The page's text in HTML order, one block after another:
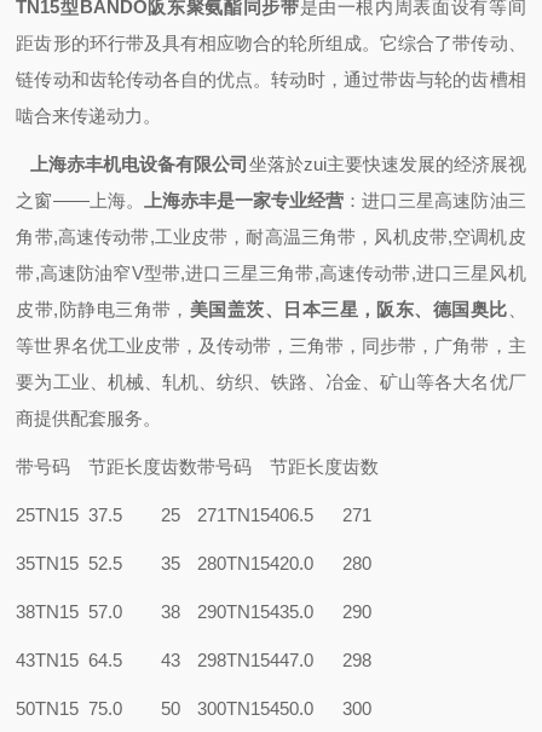
TN15型BANDO阪东聚氨酯同步带是由一根内周表面设有等间
距齿形的环行带及具有相应吻合的轮所组成。它综合了带传动、
链传动和齿轮传动各自的优点。转动时，通过带齿与轮的齿槽相
啮合来传递动力。
上海赤丰机电设备有限公司 坐落於zui主要快速发展的经济展视
之窗——上海。 上海赤丰是一家专业经营 ：进口三星高速防油三
角带,高速传动带,工业皮带，耐高温三角带，风机皮带,空调机皮
带,高速防油窄V型带,进口三星三角带,高速传动带,进口三星风机
皮带,防静电三角带 ， 美国盖茨、日本三星 ， 阪东、德国奥比
等世界名优工业皮带， 及传动带，三角带，同步带， 广角带 ，主
要为工业、机械、轧机、纺织、铁路、冶金、矿山等各大名优厂
商提供配套服务。
带号码 节距长度齿数带号码 节距长度齿数
25TN15 37.5 25 271TN15406.5 271
35TN15 52.5 35 280TN15420.0 280
38TN15 57.0 38 290TN15435.0 290
43TN15 64.5 43 298TN15447.0 298
50TN15 75.0 50 300TN15450.0 300